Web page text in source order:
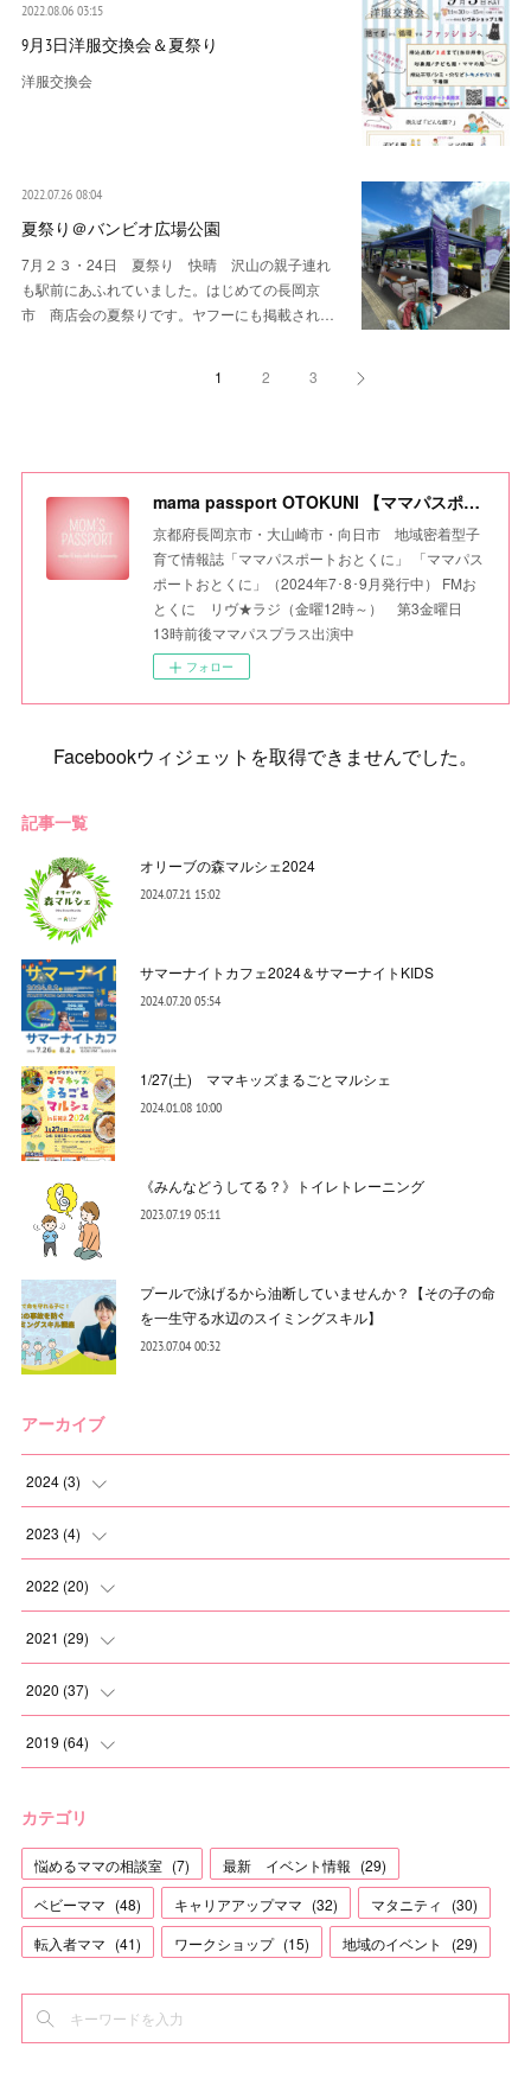
2022.08.06 03:15
9月3日洋服交換会＆夏祭り
洋服交換会
2022.07.26 08:04
夏祭り＠バンビオ広場公園
7月２３・24日 夏祭り 快晴 沢山の親子連れ
も駅前にあふれていました。はじめての長岡京
市 商店会の夏祭りです。ヤフーにも掲載され…
1 2 3
mama passport OTOKUNI 【ママパスポートおとくに】
京都府長岡京市・大山崎市・向日市 地域密着型子
育て情報誌「ママパスポートおとくに」 「ママパス
ポートおとくに」（2024年7･8･9月発行中） FMお
とくに リヴ★ラジ（金曜12時～） 第3金曜日
13時前後ママパスプラス出演中
フォロー
Facebookウィジェットを取得できませんでした。
記事一覧
オリーブの森マルシェ2024
2024.07.21 15:02
サマーナイトカフェ2024＆サマーナイトKIDS
2024.07.20 05:54
1/27(土) ママキッズまるごとマルシェ
2024.01.08 10:00
《みんなどうしてる？》トイレトレーニング
2023.07.19 05:11
プールで泳げるから油断していませんか？【その子の命
を一生守る水辺のスイミングスキル】
2023.07.04 00:32
アーカイブ
2024 (3)
( )
(1
2023 (4)
(2
(1
(1
2022 (20)
(1
(1
(3
(1)
2021 (29)
(6
(2
(1)
(1)
2020 (37)
(2
(2)
(3)
(2)
(3)
2019 (64)
(12)
(5)
(1)
(12)
カテゴリ
悩めるママの相談室 (7) 最新 イベント情報 (29)
ベビーママ (48) キャリアアップママ (32) マタニティ (30)
転入者ママ (41) ワークショップ (15) 地域のイベント (29)